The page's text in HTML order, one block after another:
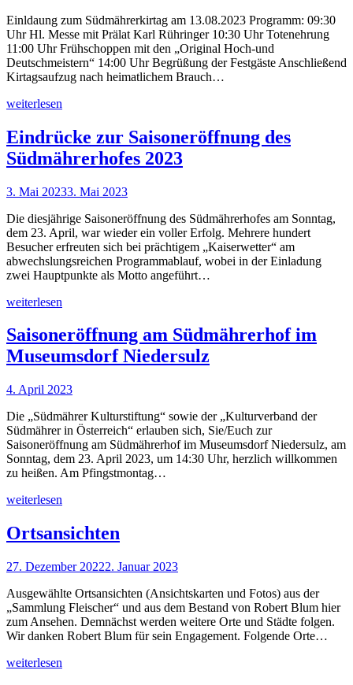
Einldaung zum Südmährerkirtag am 13.08.2023 Programm: 09:30
Uhr Hl. Messe mit Prälat Karl Rühringer 10:30 Uhr Totenehrung
11:00 Uhr Frühschoppen mit den „Original Hoch-und
Deutschmeistern“ 14:00 Uhr Begrüßung der Festgäste Anschließend
Kirtagsaufzug nach heimatlichem Brauch…
weiterlesen
Eindrücke zur Saisoneröffnung des
Südmährerhofes 2023
3. Mai 20233. Mai 2023
Die diesjährige Saisoneröffnung des Südmährerhofes am Sonntag,
dem 23. April, war wieder ein voller Erfolg. Mehrere hundert
Besucher erfreuten sich bei prächtigem „Kaiserwetter“ am
abwechslungsreichen Programmablauf, wobei in der Einladung
zwei Hauptpunkte als Motto angeführt…
weiterlesen
Saisoneröffnung am Südmährerhof im
Museumsdorf Niedersulz
4. April 2023
Die „Südmährer Kulturstiftung“ sowie der „Kulturverband der
Südmährer in Österreich“ erlauben sich, Sie/Euch zur
Saisoneröffnung am Südmährerhof im Museumsdorf Niedersulz, am
Sonntag, dem 23. April 2023, um 14:30 Uhr, herzlich willkommen
zu heißen. Am Pfingstmontag…
weiterlesen
Ortsansichten
27. Dezember 20222. Januar 2023
Ausgewählte Ortsansichten (Ansichtskarten und Fotos) aus der
„Sammlung Fleischer“ und aus dem Bestand von Robert Blum hier
zum Ansehen. Demnächst werden weitere Orte und Städte folgen.
Wir danken Robert Blum für sein Engagement. Folgende Orte…
weiterlesen